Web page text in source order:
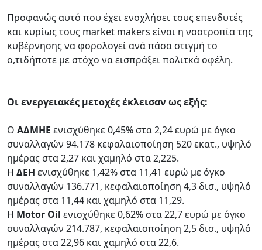
Προφανώς αυτό που έχει ενοχλήσει τους επενδυτές
και κυρίως τους market makers είναι η νοοτροπία της
κυβέρνησης να φορολογεί ανά πάσα στιγμή το
ο,τιδήποτε με στόχο να εισπράξει πολιτκά οφέλη.
Οι ενεργειακές μετοχές έκλεισαν ως εξής:
Ο AΔMHE ενισχύθηκε 0,45% στα 2,24 ευρώ με όγκο
συναλλαγών 94.178 κεφαλαιοποίηση 520 εκατ., υψηλό
ημέρας στα 2,27 και χαμηλό στα 2,225.
H ΔΕΗ ενισχύθηκε 1,42% στα 11,41 ευρώ με όγκο
συναλλαγών 136.771, κεφαλαιοποίηση 4,3 δισ., υψηλό
ημέρας στα 11,44 και χαμηλό στα 11,29.
Η Motor Oil ενισχύθηκε 0,62% στα 22,7 ευρώ με όγκο
συναλλαγών 214.787, κεφαλαιοποίηση 2,5 δισ., υψηλό
ημέρας στα 22,96 και χαμηλό στα 22,6.